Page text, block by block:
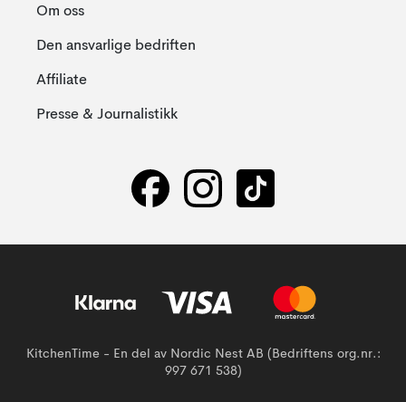
Om oss
Den ansvarlige bedriften
Affiliate
Presse & Journalistikk
KitchenTime - En del av Nordic Nest AB (Bedriftens org.nr.:
997 671 538)